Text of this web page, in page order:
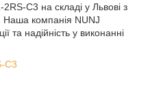
C3 на складі у Львові з
Наша компанія NUNJ
та надійність у виконанні
C3